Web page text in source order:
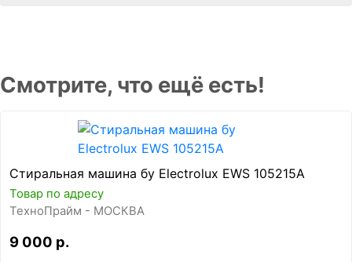
Смотрите, что ещё есть!
Стиральная машина бу Electrolux EWS 105215A
Товар по адресу
ТехноПрайм - МОСКВА
9 000 р.